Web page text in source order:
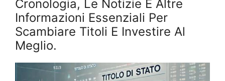
Cronologia, Le Notizie E Altre
Informazioni Essenziali Per
Scambiare Titoli E Investire Al
Meglio.